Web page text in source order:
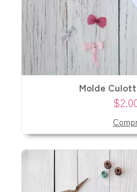
Molde